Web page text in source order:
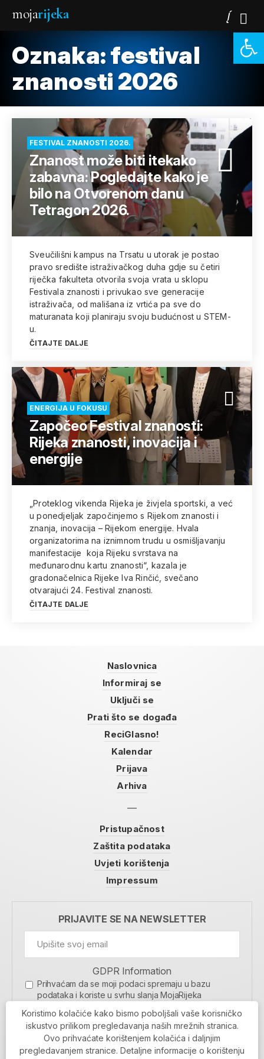
mojarijeka
Oznaka:festival
znanosti 2026
FESTIVAL ZNANOSTI 2026.
Znanost može biti itekako
zabavna: Pogledajte kako je
bilo na Otvorenom danu
Tetragon 2026.
Sveučilišni kampus na Trsatu u utorak je postao
pravo središte istraživačkog duha gdje su četiri
riječka fakulteta otvorila svoja vrata u sklopu
Festivala znanosti i privukao sve generacije
istraživača, od mališana iz vrtića pa sve do
maturanata koji planiraju svoju budućnost u STEM-
u.
ČITAJTE DALJE
ENERGIJA U FOKUSU
Započeo Festival znanosti:
Rijeka znanosti, inovacija i
energije
„Proteklog vikenda Rijeka je živjela sportski, a već
u ponedjeljak započinjemo s Rijekom znanosti i
znanja, inovacija – Rijekom energije. Hvala
organizatorima na iznimnom trudu u osmišljavanju
manifestacije koja Rijeku svrstava na
međunarodnu kartu znanosti“, kazala je
gradonačelnica Rijeke Iva Rinčić, svečano
otvarajući 24. Festival znanosti.
ČITAJTE DALJE
Naslovnica
Informiraj se
Uključi se
Prati što se događa
ReciGlasno!
Kalendar
Prijava
Arhiva
Pristupačnost
Zaštita podataka
Uvjeti korištenja
Impressum
PRIJAVITE SE NA NEWSLETTER
GDPR Information
Prihvaćam da se moji podaci spremaju u bazu
podataka i koriste u svrhu slanja MojaRijeka
MOJARIJEKA NEWSLETTER
PRIJAVI SE
Koristimo kolačiće kako bismo poboljšali vaše korisničko
iskustvo prilikom pregledavanja naših mrežnih stranica.
Ovo prihvaćate korištenjem kolačića i daljnjim
pregledavanjem stranice. Detaljne informacije o korištenju